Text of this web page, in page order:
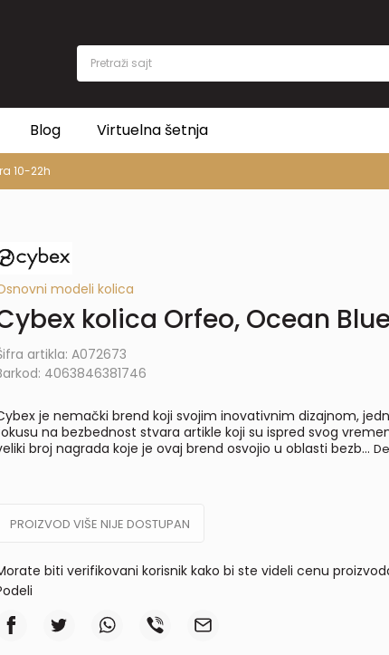
Pretraži sajt
Blog Virtuelna šetnja
modeli kolica
kolica Orfeo, Ocean
artikla: A072673
4063846381746
je nemački brend koji svojim inovativnim dizajnom,
na bezbednost stvara artikle koji su ispred svog
broj nagrada koje je ovaj brend osvojio u oblasti bezb...
PROIZVOD VIŠE NIJE DOSTUPAN
biti verifikovani korisnik kako bi ste videli cenu